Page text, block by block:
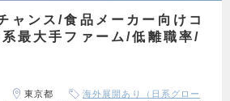
ャンス/食品メーカー向けコ
最大手ファーム/低離職率/
東京都
海外展開あり（日系グロー